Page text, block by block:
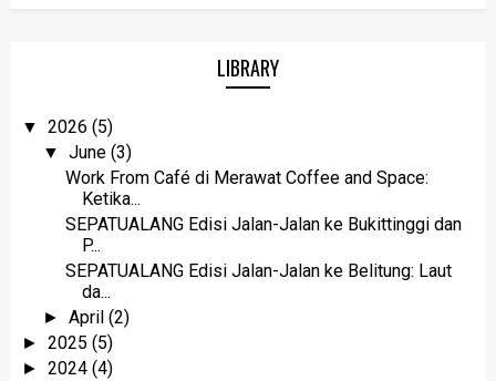
LIBRARY
▼ 2026 (5)
▼June(3)
Work From Café di Merawat Coffee and Space:
Ketika...
SEPATUALANG Edisi Jalan-Jalan ke Bukittinggi dan
P...
SEPATUALANG Edisi Jalan-Jalan ke Belitung: Laut
da...
►April(2)
► 2025 (5)
► 2024 (4)